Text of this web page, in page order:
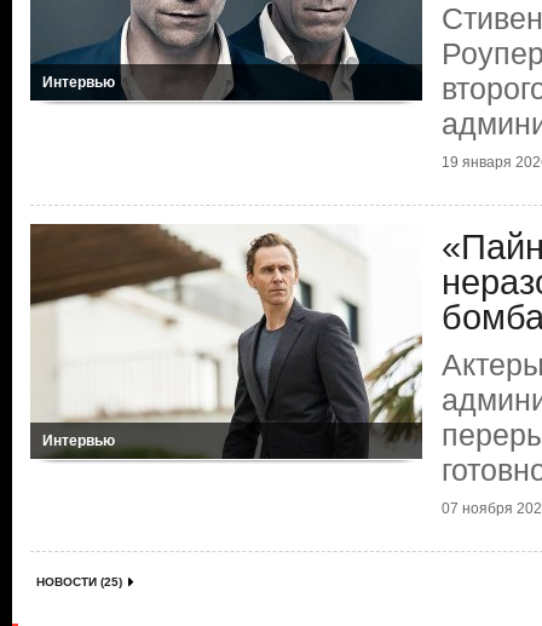
Интервью
19 января
Интервью
07 ноября
НОВОСТИ (25)